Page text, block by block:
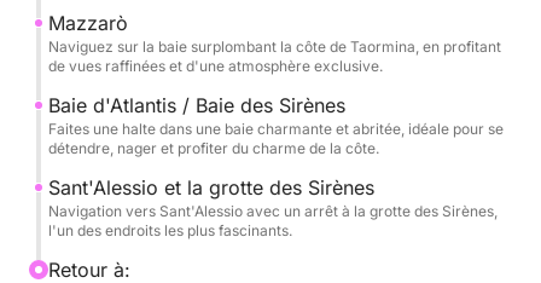
escale particulièrement magique en journée.
Enfin, nous atteignons Sant'Alessio, en passant par
la pittoresque Grotta delle Sirene, un lieu empreint
de charme et d'atmosphère. L'excursion comprend
des arrêts pour la baignade, la détente et la plongée
avec tuba avant le retour après une journée
complète consacrée à la découverte de la plus belle
mer de la côte de Taormina.
Mazzarò
Naviguez sur la baie surplombant la côte de Taormina, en profitant
de vues raffinées et d'une atmosphère exclusive.
Baie d'Atlantis / Baie des Sirènes
Faites une halte dans une baie charmante et abritée, idéale pour se
détendre, nager et profiter du charme de la côte.
Sant'Alessio et la grotte des Sirènes
Navigation vers Sant'Alessio avec un arrêt à la grotte des Sirènes,
l'un des endroits les plus fascinants.
Retour à: